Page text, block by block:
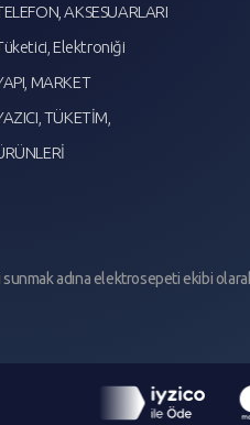
AKSESUARLARI
Elektroniği
MARKET
TÜKETİM,
adına elektrosepeti ekibi